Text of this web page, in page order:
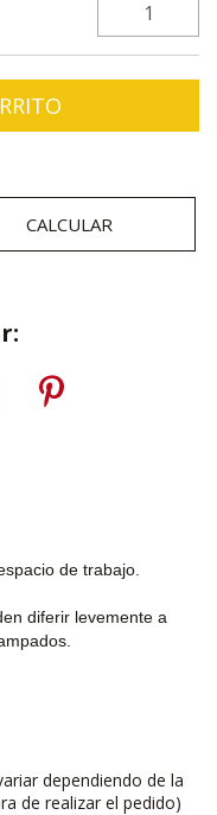
CALCULAR
de trabajo.
diferir levemente a
dependiendo de la
de realizar el pedido)